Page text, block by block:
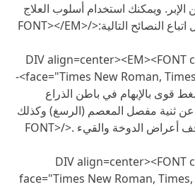
ويمكنك استخدام أسلوب العلاج
بالضغط من خلال اتباع النصائح التالية:</FONT></EM>
<DIV
face="Times New Roman, Times, Serif" size=4>-
قوى بالإبهام في باطن الذراع
ثنية مفصل المعصم (الرسغ) وكذلك
بين الأوتار كي تخف أعراض الدوخة والقيء .</FONT>
<DIV
face="Times New Roman,